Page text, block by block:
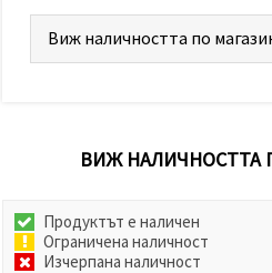
Виж наличността по
ВИЖ НАЛИЧНОСТТА
Продуктът е наличен
Ограничена наличност
Изчерпана наличност